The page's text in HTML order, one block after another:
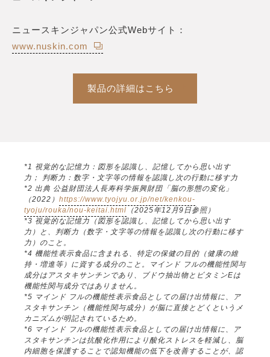
ニュースキンジャパン公式Webサイト：
www.nuskin.com
製品の詳細はこちら
*1 視覚的な記憶力：図形を認識し、記憶してから思い出す
力； 判断力：数字・文字等の情報を認識し次の行動に移す力
*2 出典 公益財団法人長寿科学振興財団「脳の形態の変化」
（2022） https://www.tyojyu.or.jp/net/kenkou-
tyoju/rouka/nou-keitai.html （2025年12月9日参照）
*3 視覚的な記憶力（図形を認識し、記憶してから思い出す
力）と、判断力（数字・文字等の情報を認識し次の行動に移す
力）のこと。
*4 機能性表示食品に含まれる、特定の保健の目的（健康の維
持・増進等）に資する成分のこと。マインド フルの機能性関与
成分はアスタキサンチンであり、ブドウ抽出物とビタミンEは
機能性関与成分ではありません。
*5 マインド フルの機能性表示食品としての届け出情報に、ア
スタキサンチン（機能性関与成分）が脳に直接とどくというメ
カニズムが明記されているため。
*6 マインド フルの機能性表示食品としての届け出情報に、ア
スタキサンチンは抗酸化作用により酸化ストレスを軽減し、脳
内細胞を保護することで認知機能の低下を改善することが、認